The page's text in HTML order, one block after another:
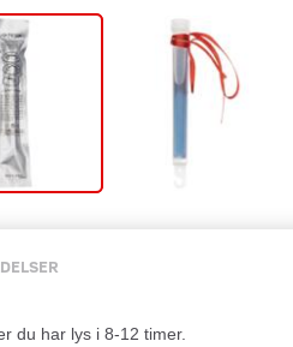
du har lys i 8-12 timer.